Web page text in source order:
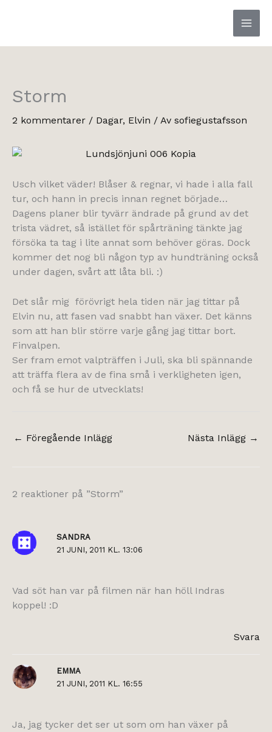
Storm
2 kommentarer / Dagar, Elvin / Av sofiegustafsson
Usch vilket väder! Blåser & regnar, vi hade i alla fall
tur, och hann in precis innan regnet började…
Dagens planer blir tyvärr ändrade på grund av det
trista vädret, så istället för spårträning tänkte jag
försöka ta tag i lite annat som behöver göras. Dock
kommer det nog bli någon typ av hundträning också
under dagen, svårt att låta bli. :)
Det slår mig förövrigt hela tiden när jag tittar på
Elvin nu, att fasen vad snabbt han växer. Det känns
som att han blir större varje gång jag tittar bort.
Finvalpen.
Ser fram emot valpträffen i Juli, ska bli spännande
att träffa flera av de fina små i verkligheten igen,
och få se hur de utvecklats!
← Föregående Inlägg Nästa Inlägg →
2 reaktioner på ”Storm”
SANDRA
21 JUNI, 2011 KL. 13:06
Vad söt han var på filmen när han höll Indras
koppel! :D
Svara
EMMA
21 JUNI, 2011 KL. 16:55
Ja, jag tycker det ser ut som om han växer på